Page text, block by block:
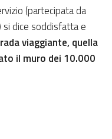
(partecipata da
si dice soddisfatta e
viaggiante, quella
il muro dei 10.000